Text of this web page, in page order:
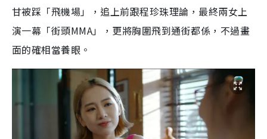
g
e
甘被踩「飛機場」，追上前跟程珍珠理論，最終兩女上
演一幕「街頭MMA」，更將胸圍飛到通街都係，不過畫
面的確相當養眼。